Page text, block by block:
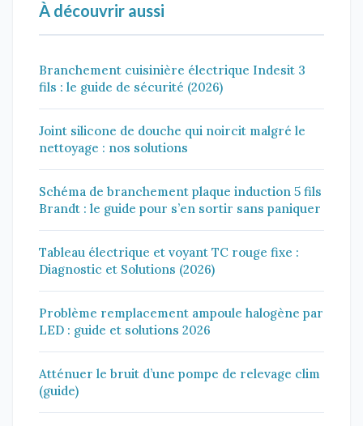
À découvrir aussi
Branchement cuisinière électrique Indesit 3
fils : le guide de sécurité (2026)
Joint silicone de douche qui noircit malgré le
nettoyage : nos solutions
Schéma de branchement plaque induction 5 fils
Brandt : le guide pour s’en sortir sans paniquer
Tableau électrique et voyant TC rouge fixe :
Diagnostic et Solutions (2026)
Problème remplacement ampoule halogène par
LED : guide et solutions 2026
Atténuer le bruit d’une pompe de relevage clim
(guide)